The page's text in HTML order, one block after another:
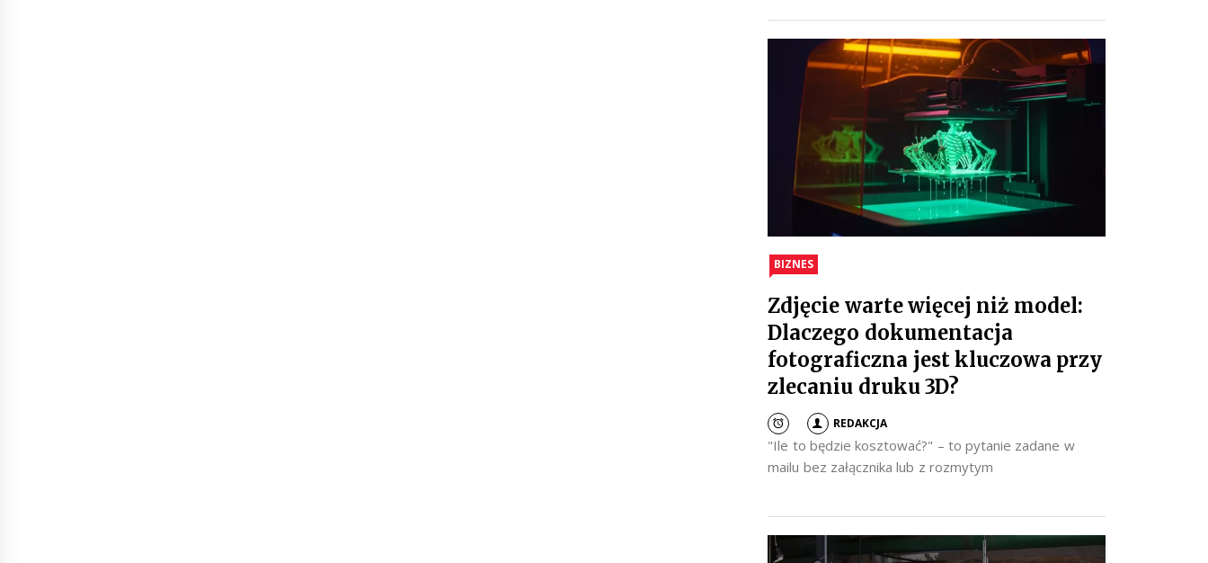
BIZNES
Zdjęcie warte więcej niż model:
Dlaczego dokumentacja
fotograficzna jest kluczowa przy
zlecaniu druku 3D?
REDAKCJA
"Ile to będzie kosztować?" – to pytanie zadane w
mailu bez załącznika lub z rozmytym